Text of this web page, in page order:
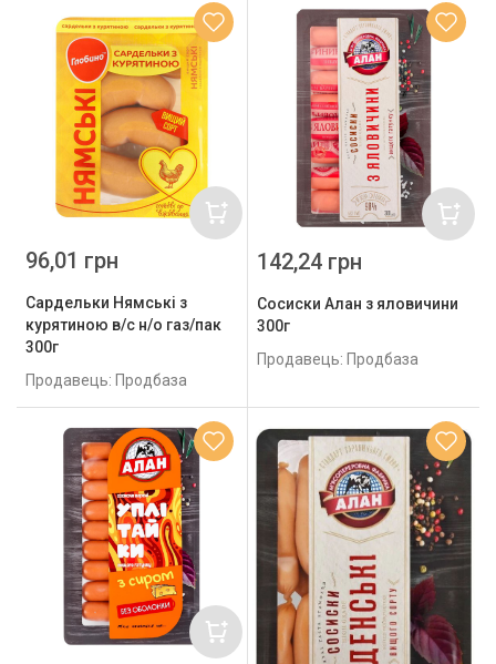
Сардельки Нямські з
курятиною в/с н/о газ/пак
300г
Продавець: Продбаза
96,01 грн
Сосиски Алан з яловичини
300г
Продавець: Продбаза
142,24 грн